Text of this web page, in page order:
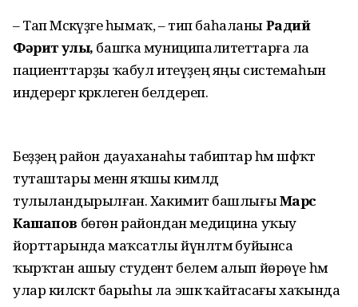
– Тап Мәскәүҙәге һымаҡ, – тип баһаланыРадий
Фәрит улы, башҡа муниципалитеттарға ла
пациенттарҙы ҡабул итеүҙең яңы системаһын
индерергә кәрәклеген белдереп.
Беҙҙең район дауаханаһы табиптар һәм шәфҡәт
туташтары менән яҡшы кимәлдә
тулыландырылған. Хакимиәт башлығыМарс
Кашапов бөгөн райондан медицина уҡыу
йорттарында маҡсатлы йүнәлтмә буйынса
ҡырҡтан ашыу студент белем алып йөрөүе һәм
улар киләсәктә барыһы ла эшкә ҡайтасағы хаҡында